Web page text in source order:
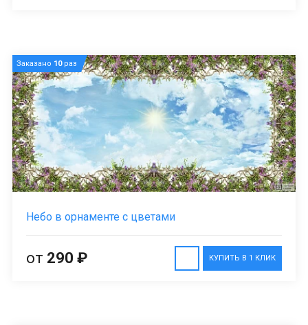
Заказано 10раз
Небо в орнаменте с цветами
КУПИТЬ В 1 КЛИК
от 290 ₽